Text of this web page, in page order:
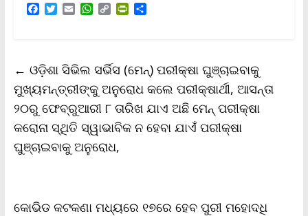
F
o
o
k
T
e
r
E
W
A
p
p
C
i
n
k
P
F
r
i
e
n
d
S
← ଓଡ଼ିଶା ସିଭିଲ ସର୍ଭିସ (ମେନ୍) ପରୀକ୍ଷା ଘୁଞ୍ଚାଇବାକୁ
ମୁଖ୍ୟମନ୍ତ୍ରୀଙ୍କୁ ଅନୁରୋଧ କଲେ ପରୀକ୍ଷାର୍ଥୀ, ଆସନ୍ତା
୨୦ରୁ ଫେବ୍ରୁଆରୀ ୮ ତାରିଖ ଯାଏ ଅଛି ମେନ୍ ପରୀକ୍ଷା
କରୋନା ସ୍ଥିତି ସ୍ୱାଭାବିକ ନ ହେବା ଯାଏଁ ପରୀକ୍ଷା
ଘୁଞ୍ଚାଇବାକୁ ଅନୁରୋଧ,
କୋଭିଡ କଟକଣା ମଧ୍ୟରେ ୧୭ରେ ହେବ ପୁରୀ ମହୋଦଧି